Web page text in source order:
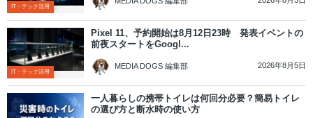
IT・テック活用
IT・テック活用
Pixel 11、予約開始は8月12日23時 発表イベントの
前夜スタートをGoogl...
MEDIA DOGS 編集部 2026年8月5日
一人暮らしの携帯トイレは何回分必要？簡易トイレ
の選び方と断水時の使い方